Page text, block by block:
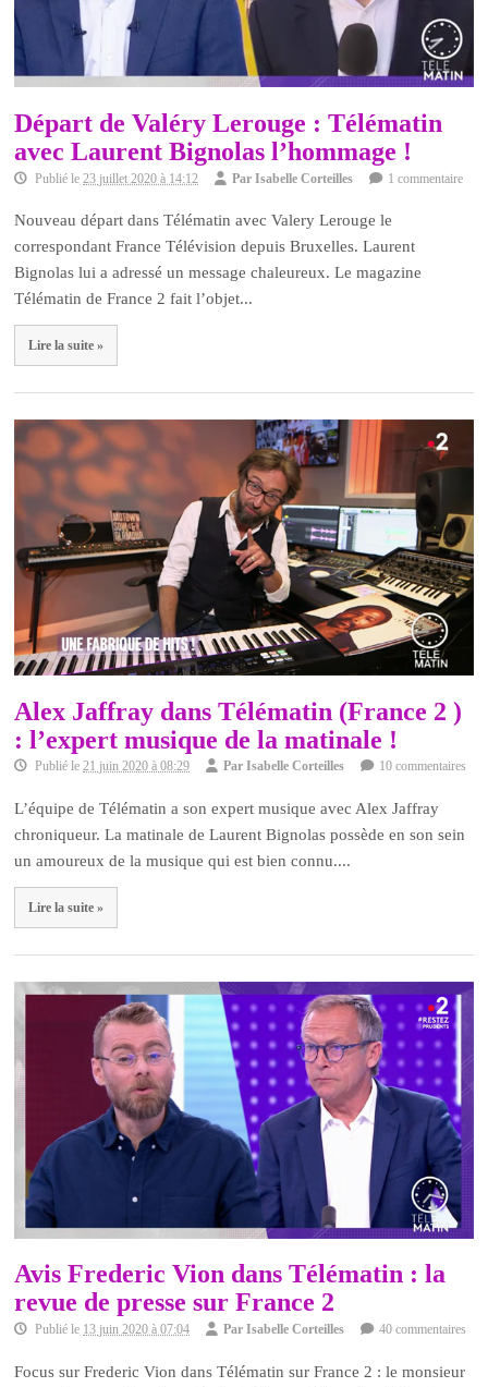
Départ de Valéry Lerouge : Télématin
avec Laurent Bignolas l’hommage !
Publié le 23 juillet 2020 à 14:12 ParIsabelle Corteilles 1 commentaire
Nouveau départ dans Télématin avec Valery Lerouge le
correspondant France Télévision depuis Bruxelles. Laurent
Bignolas lui a adressé un message chaleureux. Le magazine
Télématin de France 2 fait l’objet...
Lire la suite »
Alex Jaffray dans Télématin (France 2 )
: l’expert musique de la matinale !
Publié le21 juin 2020 à 08:29 ParIsabelle Corteilles 10 commentaires
L’équipe de Télématin a son expert musique avec Alex Jaffray
chroniqueur. La matinale de Laurent Bignolas possède en son sein
un amoureux de la musique qui est bien connu....
Lire la suite »
Avis Frederic Vion dans Télématin : la
revue de presse sur France 2
Publié le 13 juin 2020 à 07:04 ParIsabelle Corteilles 40 commentaires
Focus sur Frederic Vion dans Télématin sur France 2 : le monsieur